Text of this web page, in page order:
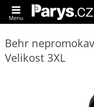
Menu
Behr
Velikost 3XL